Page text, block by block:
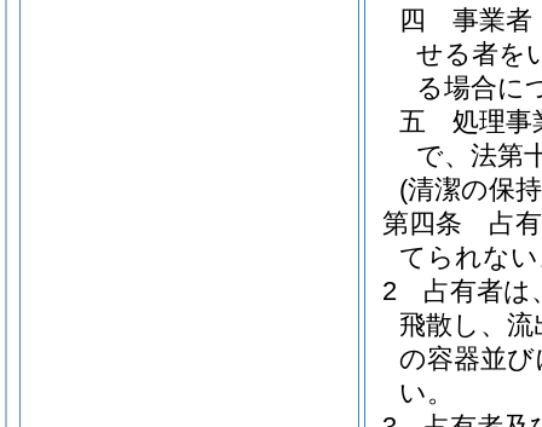
四
事業
せる者を
る場合に
五
処理
で、法第
(清潔の保
第四条
占
てられな
2
占有者は
飛散し、
の容器並
い。